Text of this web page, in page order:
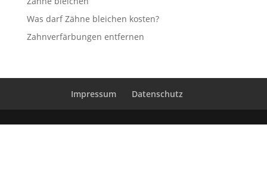
Was darf Zähne bleichen kosten?
Zahnverfärbungen entfernen
Impressum Datenschutz